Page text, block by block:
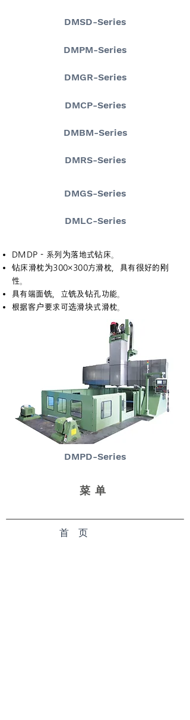
DMSD-Series
DMPM-Series
DMGR-Series
DMCP-Series
DMBM-Series
DMRS-Series
DMGS-Series
DMLC-Series
DMDP - 系列为落地式钻床。
钻床滑枕为300×300方滑枕，具有很好的刚
性。
具有端面铣，立铣及钻孔功能。
根据客户要求可选滑块式滑枕。
DMPD-Series
菜单
首 页